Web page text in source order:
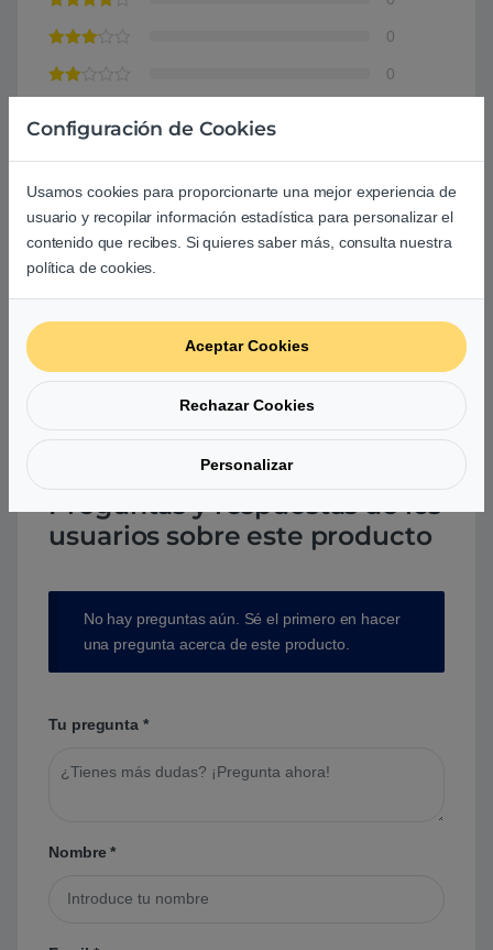
0
0
Debes acceder para publicar una valoración.
Aún no hay reseñas.
Preguntas y respuestas de los
usuarios sobre este producto
No hay preguntas aún. Sé el primero en hacer
una pregunta acerca de este producto.
Tu pregunta *
Nombre*
Configuración de Cookies
Usamos cookies para proporcionarte una mejor experiencia de
usuario y recopilar información estadística para personalizar el
contenido que recibes. Si quieres saber más, consulta nuestra
política de cookies.
Aceptar Cookies
Rechazar Cookies
Personalizar